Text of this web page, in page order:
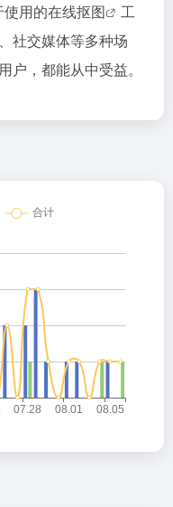
用的在线抠图
工
社交媒体等多种场
户，都能从中受益。